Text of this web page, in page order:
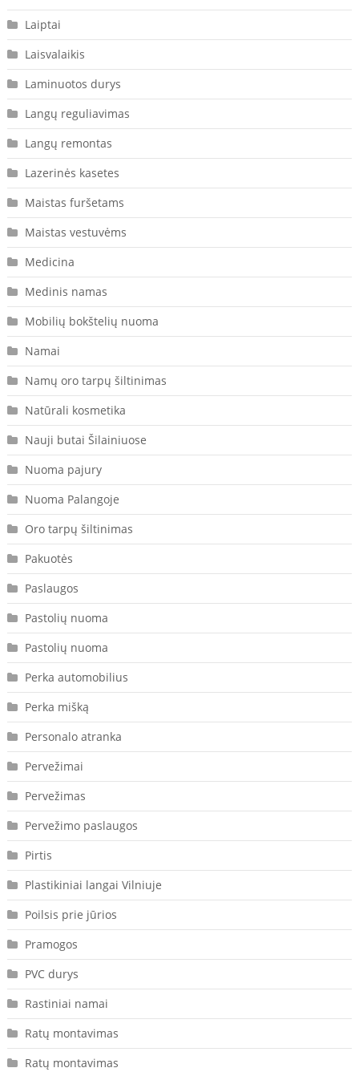
Laiptai
Laisvalaikis
Laminuotos durys
Langų reguliavimas
Langų remontas
Lazerinės kasetes
Maistas furšetams
Maistas vestuvėms
Medicina
Medinis namas
Mobilių bokštelių nuoma
Namai
Namų oro tarpų šiltinimas
Natūrali kosmetika
Nauji butai Šilainiuose
Nuoma pajury
Nuoma Palangoje
Oro tarpų šiltinimas
Pakuotės
Paslaugos
Pastolių nuoma
Pastolių nuoma
Perka automobilius
Perka mišką
Personalo atranka
Pervežimai
Pervežimas
Pervežimo paslaugos
Pirtis
Plastikiniai langai Vilniuje
Poilsis prie jūrios
Pramogos
PVC durys
Rastiniai namai
Ratų montavimas
Ratų montavimas